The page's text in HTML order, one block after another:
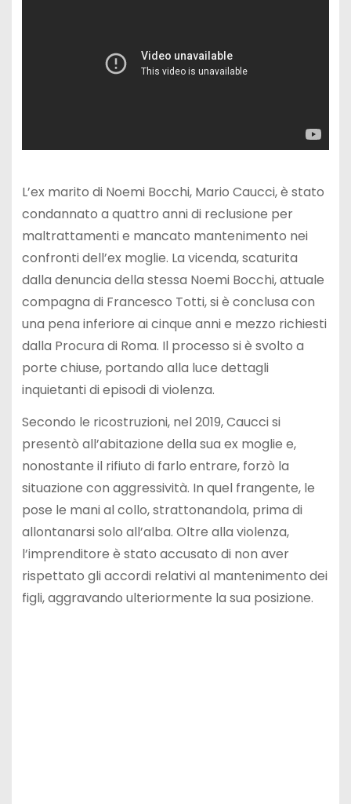
L’ex marito di Noemi Bocchi, Mario Caucci, è stato
condannato a quattro anni di reclusione per
maltrattamenti e mancato mantenimento nei
confronti dell’ex moglie. La vicenda, scaturita
dalla denuncia della stessa Noemi Bocchi, attuale
compagna di Francesco Totti, si è conclusa con
una pena inferiore ai cinque anni e mezzo richiesti
dalla Procura di Roma. Il processo si è svolto a
porte chiuse, portando alla luce dettagli
inquietanti di episodi di violenza.
Secondo le ricostruzioni, nel 2019, Caucci si
presentò all’abitazione della sua ex moglie e,
nonostante il rifiuto di farlo entrare, forzò la
situazione con aggressività. In quel frangente, le
pose le mani al collo, strattonandola, prima di
allontanarsi solo all’alba. Oltre alla violenza,
l’imprenditore è stato accusato di non aver
rispettato gli accordi relativi al mantenimento dei
figli, aggravando ulteriormente la sua posizione.